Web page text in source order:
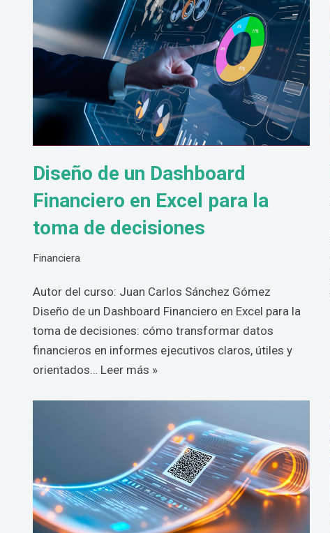
Diseño de un Dashboard
Financiero en Excel para la
toma de decisiones
Financiera
Autor del curso: Juan Carlos Sánchez Gómez
Diseño de un Dashboard Financiero en Excel para la
toma de decisiones: cómo transformar datos
financieros en informes ejecutivos claros, útiles y
orientados… Leer más »